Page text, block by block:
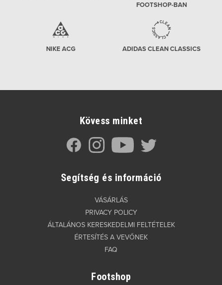
FOOTSHOP-BAN
NIKE ACG ADIDAS CLEAN CLASSICS
Kövess minket
Segítség és információ
VÁSÁRLÁS
PRIVACY POLICY
ÁLTALÁNOS KERESKEDELMI FELTÉTELEK
ÉRTESÍTÉS A VEVŐNEK
FAQ
Footshop